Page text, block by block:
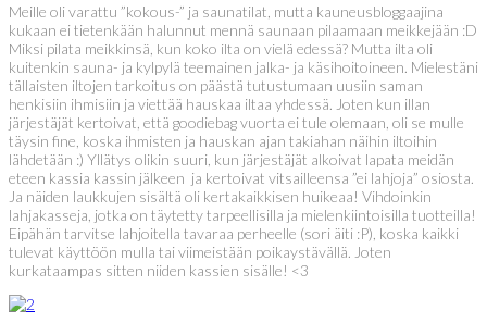
Meille oli varattu ”kokous-” ja saunatilat, mutta kauneusbloggaajina
kukaan ei tietenkään halunnut mennä saunaan pilaamaan meikkejään :D
Miksi pilata meikkinsä, kun koko ilta on vielä edessä? Mutta ilta oli
kuitenkin sauna- ja kylpylä teemainen jalka- ja käsihoitoineen. Mielestäni
tällaisten iltojen tarkoitus on päästä tutustumaan uusiin saman
henkisiin ihmisiin ja viettää hauskaa iltaa yhdessä. Joten kun illan
järjestäjät kertoivat, että goodiebag vuorta ei tule olemaan, oli se mulle
täysin fine, koska ihmisten ja hauskan ajan takiahan näihin iltoihin
lähdetään :) Yllätys olikin suuri, kun järjestäjät alkoivat lapata meidän
eteen kassia kassin jälkeen ja kertoivat vitsailleensa ”ei lahjoja” osiosta.
Ja näiden laukkujen sisältä oli kertakaikkisen huikeaa! Vihdoinkin
lahjakasseja, jotka on täytetty tarpeellisilla ja mielenkiintoisilla tuotteilla!
Eipähän tarvitse lahjoitella tavaraa perheelle (sori äiti :P), koska kaikki
tulevat käyttöön mulla tai viimeistään poikaystävällä. Joten
kurkataampas sitten niiden kassien sisälle! <3